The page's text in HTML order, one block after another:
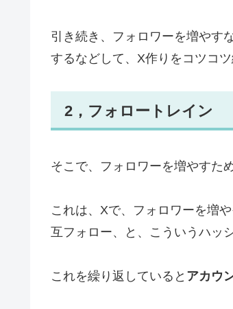
引き続き、フォロワーを増やす
するなどして、X作りをコツコ
2，フォロートレイン
そこで、フォロワーを増やすた
これは、Xで、フォロワーを増
互フォロー、と、こういうハッ
これを繰り返していると アカウ